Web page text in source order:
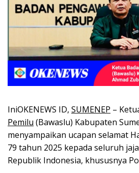
IniOKENEWS ID, SUMENEP –
Pemilu (Bawaslu) Kabupaten
menyampaikan ucapan selamat
79 tahun 2025 kepada seluruh
Republik Indonesia, khususnya